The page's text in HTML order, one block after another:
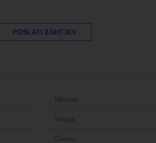
POSLATI ZAHTJEV
Mjenjač
Snaga
Gorivo